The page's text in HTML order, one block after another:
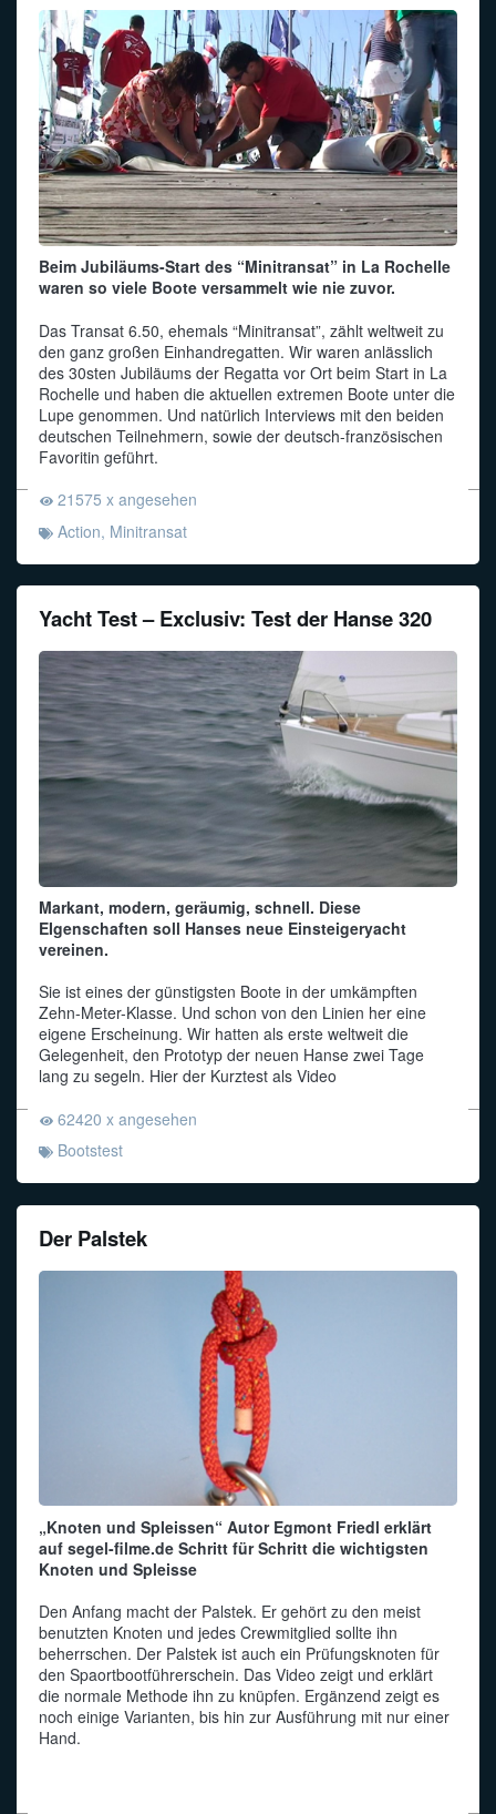
Beim Jubiläums-Start des “Minitransat” in La Rochelle
waren so viele Boote versammelt wie nie zuvor.
Das Transat 6.50, ehemals “Minitransat”, zählt weltweit zu
den ganz großen Einhandregatten. Wir waren anlässlich
des 30sten Jubiläums der Regatta vor Ort beim Start in La
Rochelle und haben die aktuellen extremen Boote unter die
Lupe genommen. Und natürlich Interviews mit den beiden
deutschen Teilnehmern, sowie der deutsch-französischen
Favoritin geführt.
21575 x angesehen
Action, Minitransat
Yacht Test – Exclusiv: Test der Hanse 320
Markant, modern, geräumig, schnell. Diese
EIgenschaften soll Hanses neue Einsteigeryacht
vereinen.
Sie ist eines der günstigsten Boote in der umkämpften
Zehn-Meter-Klasse. Und schon von den Linien her eine
eigene Erscheinung. Wir hatten als erste weltweit die
Gelegenheit, den Prototyp der neuen Hanse zwei Tage
lang zu segeln. Hier der Kurztest als Video
62420 x angesehen
Bootstest
Der Palstek
„Knoten und Spleissen“ Autor Egmont Friedl erklärt
auf segel-filme.de Schritt für Schritt die wichtigsten
Knoten und Spleisse
Den Anfang macht der Palstek. Er gehört zu den meist
benutzten Knoten und jedes Crewmitglied sollte ihn
beherrschen. Der Palstek ist auch ein Prüfungsknoten für
den Spaortbootführerschein. Das Video zeigt und erklärt
die normale Methode ihn zu knüpfen. Ergänzend zeigt es
noch einige Varianten, bis hin zur Ausführung mit nur einer
Hand.